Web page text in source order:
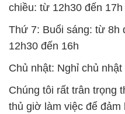
chiều: từ 12h30 đến 17h
Thứ 7: Buổi sáng: từ 8h
12h30 đến 16h
Chủ nhật: Nghỉ chủ nhật
Chúng tôi rất trân trọng
thủ giờ làm việc để